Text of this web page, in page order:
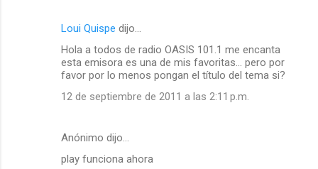
Loui Quispe dijo…
Hola a todos de radio OASIS 101.1 me encanta
esta emisora es una de mis favoritas... pero por
favor por lo menos pongan el título del tema si?
12 de septiembre de 2011 a las 2:11 p.m.
Anónimo dijo…
play funciona ahora